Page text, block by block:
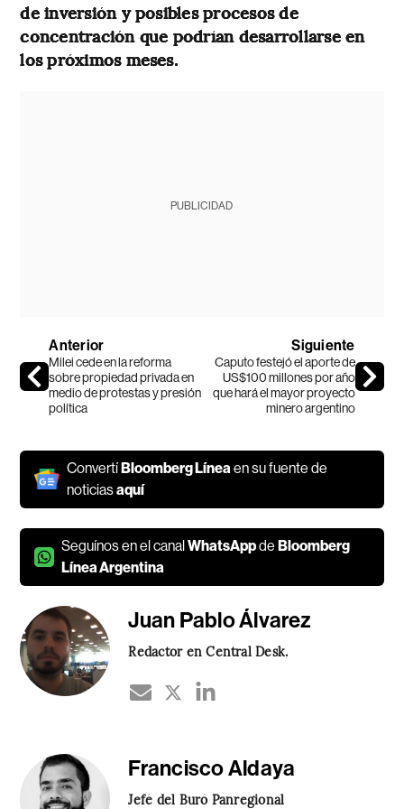
de inversión y posibles procesos de
concentración que podrían desarrollarse en
los próximos meses.
PUBLICIDAD
Anterior
Milei cede en la reforma
sobre propiedad privada en
medio de protestas y presión
política
Siguiente
Caputo festejó el aporte de
US$100 millones por año
que hará el mayor proyecto
minero argentino
ConvertíBloomberg Línea en su fuente de
noticiasaquí
Seguínos en el canalWhatsAppdeBloomberg
Línea Argentina
Juan Pablo Álvarez
Redactor en Central Desk.
Francisco Aldaya
Jefé del Buró Panregional